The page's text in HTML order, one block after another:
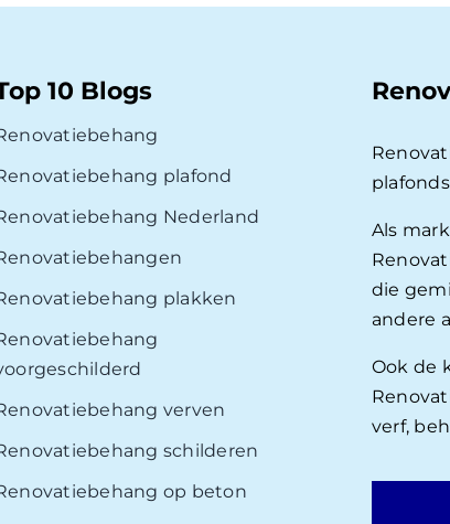
10 Blogs
plafond
Nederland
plakken
verven
schilderen
op beton
Als
die
andere
Ook de
verf,